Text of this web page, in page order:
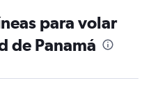
para volar
de Panamá